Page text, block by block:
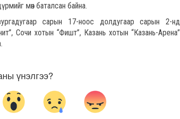
мөн баталсан байна.
сарын 17-ноос долдугаар сарын 2-нд
Сочи хотын “Фишт”, Казань хотын “Казань-Арена”
үнэлгээ?